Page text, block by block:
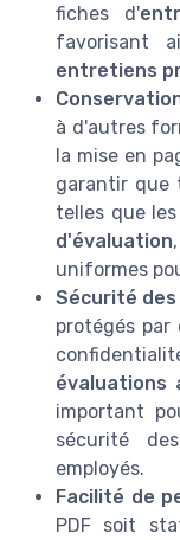
fiches d'
favorisant
entretiens
à d'autres
la mise en
garantir que
telles que les
d'évaluation
uniformes
Sécurité
protégés par
évaluations
important
sécurité
employés.
Facilité de
PDF soit